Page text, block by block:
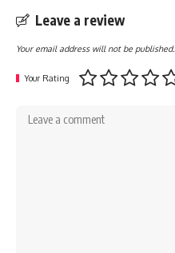
Leave a review
Your email address will not be published.
Your Rating